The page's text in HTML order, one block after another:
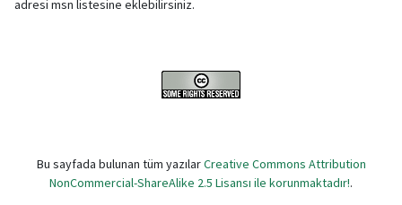
adresi msn listesine eklebilirsiniz.
Bu sayfada bulunan tüm yazılarCreative Commons Attribution
NonCommercial-ShareAlike 2.5 Lisansı ile korunmaktadır!.